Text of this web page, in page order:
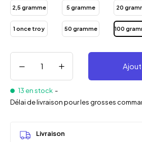
2,5 gramme 5 gramme 20
1 once troy 50 gramme 100
13 en stock -
Délai de livraison pour les grosses
Livraison